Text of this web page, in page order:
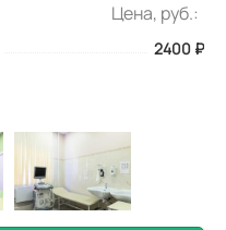
Цена, руб.:
2400 ₽